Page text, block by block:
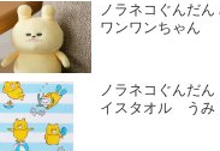
ノラネコぐんだ
ワンワンちゃん
ノラネコぐんだ
イスタオル うみ